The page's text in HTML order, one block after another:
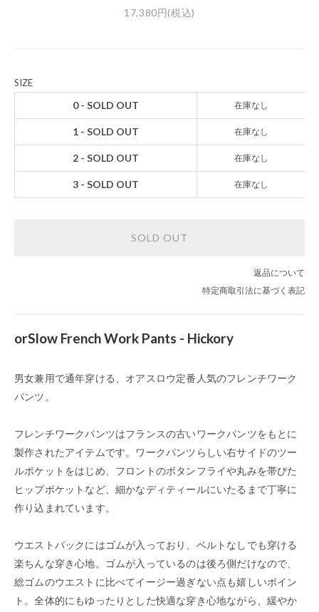
17,380円(税込)
SIZE
0 - SOLD OUT 在庫なし
1 - SOLD OUT 在庫なし
2 - SOLD OUT 在庫なし
3 - SOLD OUT 在庫なし
SOLD OUT
返品について
特定商取引法に基づく表記
orSlow French Work Pants - Hickory
男女兼用で通年穿ける、オアスロウ定番人気のフレンチワーク
パンツ。
フレンチワークパンツはフランスの古いワークパンツをもとに
製作されたアイテムです。ワークパンツらしい右サイドのツー
ルポケットをはじめ、フロントのボタンフライや丸みを帯びた
ヒップポケットなど、細かなディティールにいたるまで丁寧に
作り込まれています。
ウエストバックにはゴムが入っており、ベルトなしでも穿ける
楽ちんな穿き心地。ゴムが入っているのは後ろ側だけなので、
総ゴムのウエストに比べてイージー過ぎない点も嬉しいポイン
ト。全体的にもゆったりとした快適な穿き心地ながら、緩やか